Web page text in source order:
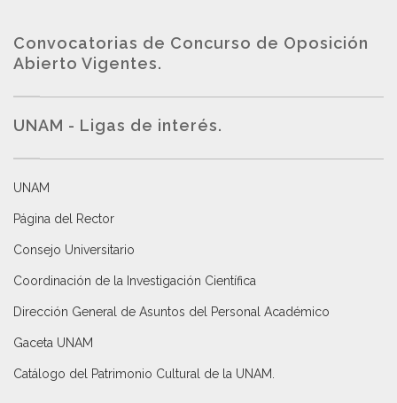
Convocatorias de Concurso de Oposición
Abierto Vigentes.
UNAM - Ligas de interés.
UNAM
Página del Rector
Consejo Universitario
Coordinación de la Investigación Científica
Dirección General de Asuntos del Personal Académico
Gaceta UNAM
Catálogo del Patrimonio Cultural de la UNAM.